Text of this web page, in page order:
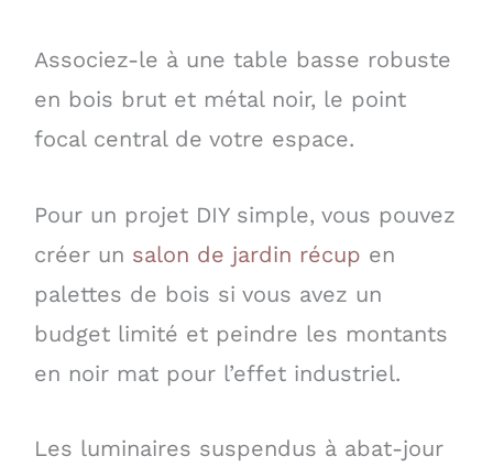
Associez-le à une table basse robuste
en bois brut et métal noir, le point
focal central de votre espace.
Pour un projet DIY simple, vous pouvez
créer un salon de jardin récup en
palettes de bois si vous avez un
budget limité et peindre les montants
en noir mat pour l’effet industriel.
Les luminaires suspendus à abat-jour